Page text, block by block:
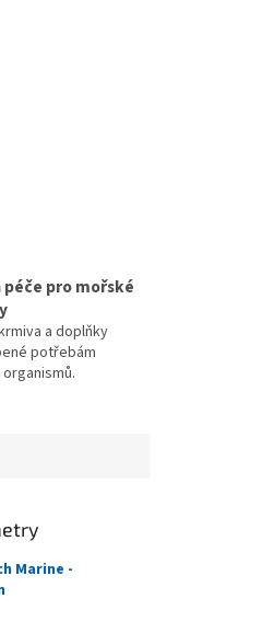
péče pro mořské
a doplňky
potřebám
Marine -